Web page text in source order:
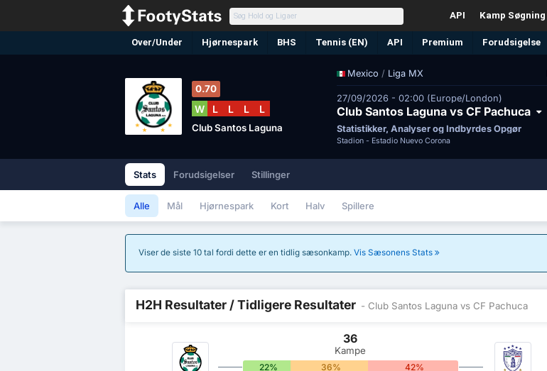
Kamp Søgning
API
Over/Under Hjørnespark BHS Tennis (EN) API Premium Forudsigelse
Mexico / Liga MX
27/09/2026 - 02:00 (Europe/London)
Club Santos Laguna vs CF Pachuca
Statistikker, Analyser og Indbyrdes Opgør
Stadion - Estadio Nuevo Corona
0.70
W L L L L
Club Santos Laguna
Stats Forudsigelser Stillinger
Alle Mål Hjørnespark Kort Halv Spillere
Viser de siste 10 tal fordi dette er en tidlig sæsonkamp. Vis Sæsonens Stats
H2H Resultater / Tidligere Resultater - Club Santos Laguna vs CF Pachuca
36
Kampe
22% 36% 42%